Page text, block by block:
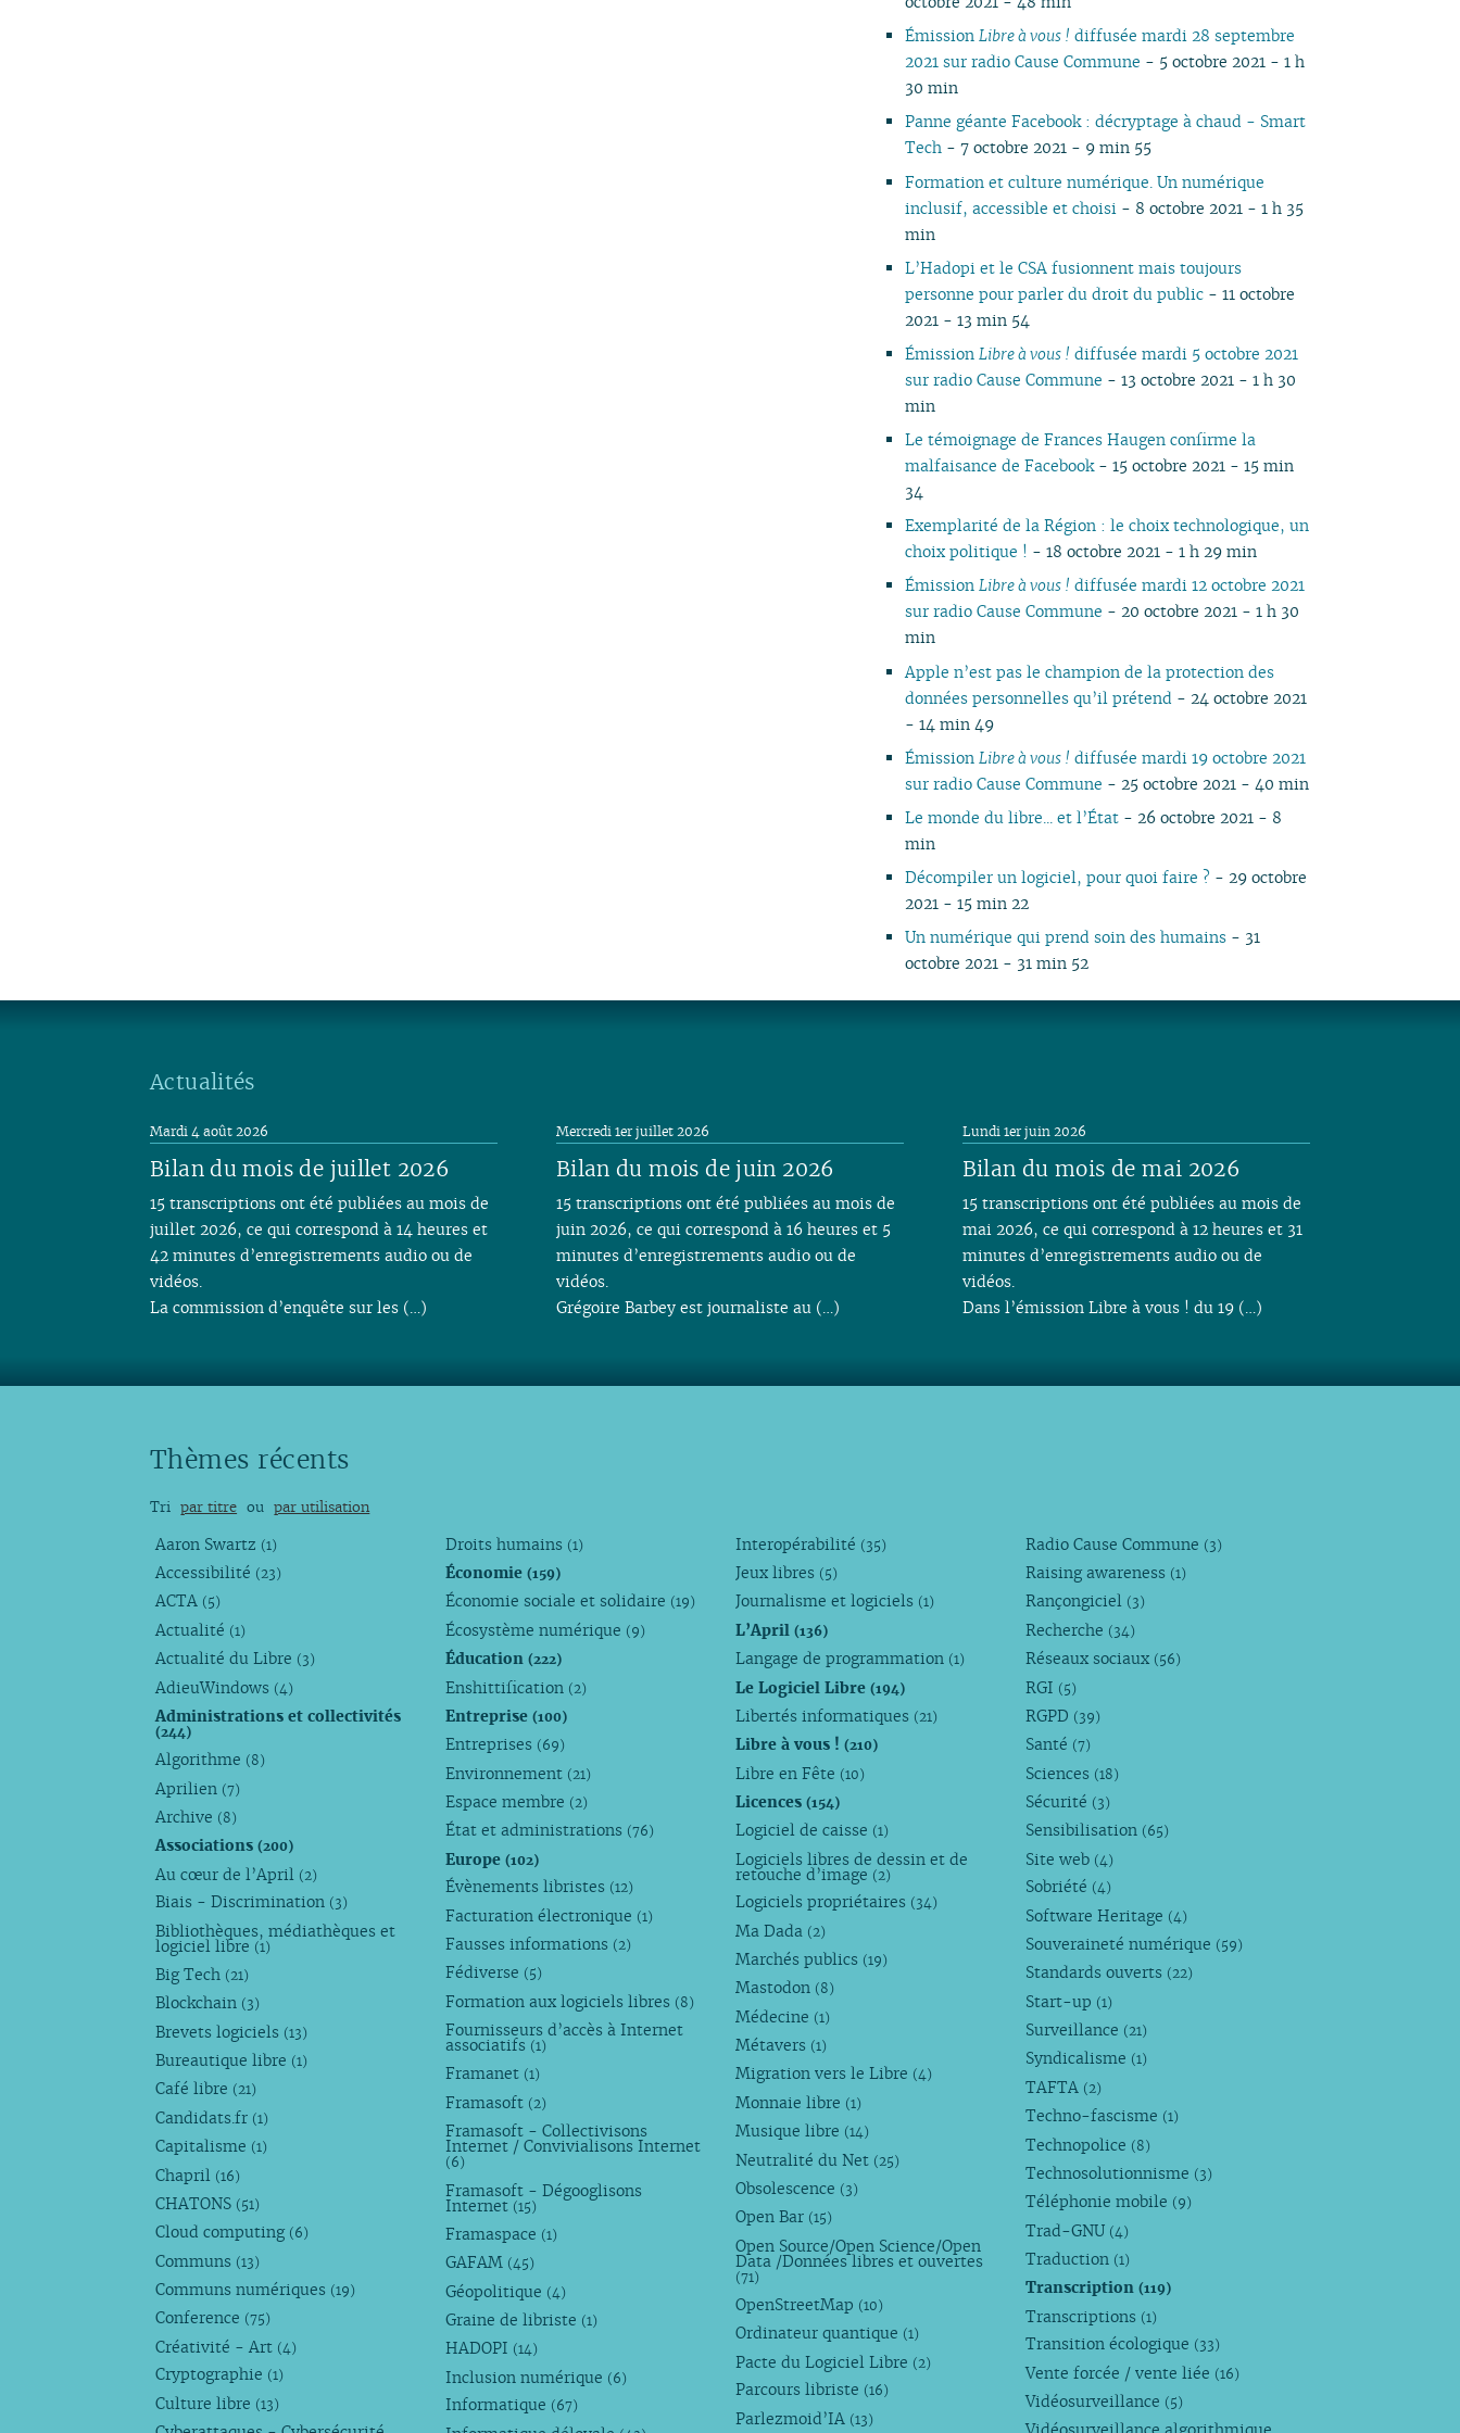
01
01
04
01
ÉmissionLibre à vous ! diffusée mardi 28 septembre
2021 sur radio Cause Commune - 5 octobre 2021 - 1 h
30 min
Panne géante Facebook : décryptage à chaud - Smart
Tech - 7 octobre 2021 - 9 min 55
Formation et culture numérique. Un numérique
inclusif, accessible et choisi - 8 octobre 2021 - 1 h 35
min
L’Hadopi et le CSA fusionnent mais toujours
personne pour parler du droit du public - 11 octobre
2021 - 13 min 54
ÉmissionLibre à vous ! diffusée mardi 5 octobre 2021
sur radio Cause Commune - 13 octobre 2021 - 1 h 30
min
Le témoignage de Frances Haugen confirme la
malfaisance de Facebook- 15 octobre 2021 - 15 min
34
Exemplarité de la Région : le choix technologique, un
choix politique ! - 18 octobre 2021 - 1 h 29 min
ÉmissionLibre à vous ! diffusée mardi 12 octobre 2021
sur radio Cause Commune - 20 octobre 2021 - 1 h 30
min
Apple n’est pas le champion de la protection des
données personnelles qu’il prétend - 24 octobre 2021
- 14 min 49
ÉmissionLibre à vous ! diffusée mardi 19 octobre 2021
sur radio Cause Commune - 25 octobre 2021 - 40 min
Le monde du libre... et l’État - 26 octobre 2021 - 8
min
Décompiler un logiciel, pour quoi faire ? - 29 octobre
2021 - 15 min 22
Un numérique qui prend soin des humains - 31
octobre 2021 - 31 min 52
Actualités
Bilan du mois de juillet 2026
Mardi 4 août 2026
15 transcriptions ont été publiées au mois de
juillet 2026, ce qui correspond à 14 heures et
42 minutes d’enregistrements audio ou de
vidéos.
La commission d’enquête sur les (…)
Bilan du mois de juin 2026
Mercredi 1er juillet 2026
15 transcriptions ont été publiées au mois de
juin 2026, ce qui correspond à 16 heures et 5
minutes d’enregistrements audio ou de
vidéos.
Grégoire Barbey est journaliste au (…)
Bilan du mois de mai 2026
Lundi 1er juin 2026
15 transcriptions ont été publiées au mois de
mai 2026, ce qui correspond à 12 heures et 31
minutes d’enregistrements audio ou de
vidéos.
Dans l’émission Libre à vous ! du 19 (…)
Thèmes récents
Tri par titre ou par utilisation
Aaron Swartz (1)
Accessibilité (23)
ACTA (5)
Actualité (1)
Actualité du Libre (3)
AdieuWindows (4)
Administrations et collectivités
(244)
Algorithme (8)
Aprilien (7)
Archive (8)
Associations(200)
Au cœur de l’April (2)
Biais - Discrimination (3)
Bibliothèques, médiathèques et
logiciel libre (1)
Big Tech (21)
Blockchain (3)
Brevets logiciels (13)
Bureautique libre (1)
Café libre (21)
Candidats.fr (1)
Capitalisme (1)
Chapril (16)
CHATONS (51)
Cloud computing (6)
Communs (13)
Communs numériques (19)
Conference (75)
Créativité - Art (4)
Cryptographie (1)
Culture libre (13)
Droits humains (1)
Économie(159)
Économie sociale et solidaire (19)
Écosystème numérique (9)
Éducation(222)
Enshittification (2)
Entreprise(100)
Entreprises (69)
Environnement (21)
Espace membre (2)
État et administrations (76)
Europe(102)
Évènements libristes (12)
Facturation électronique (1)
Fausses informations (2)
Fédiverse (5)
Formation aux logiciels libres (8)
Fournisseurs d’accès à Internet
associatifs (1)
Framanet (1)
Framasoft (2)
Framasoft - Collectivisons
Internet / Convivialisons Internet
(6)
Framasoft - Dégooglisons
Internet (15)
Framaspace (1)
GAFAM (45)
Géopolitique (4)
Graine de libriste (1)
HADOPI (14)
Inclusion numérique (6)
Informatique (67)
Interopérabilité (35)
Jeux libres (5)
Journalisme et logiciels (1)
L’April(136)
Langage de programmation (1)
Le Logiciel Libre(194)
Libertés informatiques (21)
Libre à vous !(210)
Libre en Fête (10)
Licences(154)
Logiciel de caisse (1)
Logiciels libres de dessin et de
retouche d’image (2)
Logiciels propriétaires (34)
Ma Dada (2)
Marchés publics (19)
Mastodon (8)
Médecine (1)
Métavers (1)
Migration vers le Libre (4)
Monnaie libre (1)
Musique libre (14)
Neutralité du Net (25)
Obsolescence (3)
Open Bar (15)
Open Source/Open Science/Open
Data /Données libres et ouvertes
(71)
OpenStreetMap (10)
Ordinateur quantique (1)
Pacte du Logiciel Libre (2)
Parcours libriste (16)
Parlezmoid’IA (13)
Radio Cause Commune (3)
Raising awareness (1)
Rançongiciel (3)
Recherche (34)
Réseaux sociaux (56)
RGI (5)
RGPD (39)
Santé (7)
Sciences (18)
Sécurité (3)
Sensibilisation (65)
Site web (4)
Sobriété (4)
Software Heritage (4)
Souveraineté numérique (59)
Standards ouverts (22)
Start-up (1)
Surveillance (21)
Syndicalisme (1)
TAFTA (2)
Techno-fascisme (1)
Technopolice (8)
Technosolutionnisme (3)
Téléphonie mobile (9)
Trad-GNU (4)
Traduction (1)
Transcription(119)
Transcriptions (1)
Transition écologique (33)
Vente forcée / vente liée (16)
Vidéosurveillance (5)